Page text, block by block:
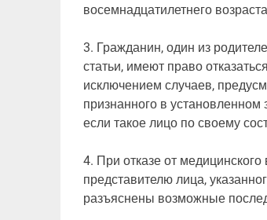
восемнадцатилетнего
3. Гражданин, один из
статьи, имеют право
исключением случаев,
признанного в установленном
если такое лицо по своему
4. При отказе от
представителю лица,
разъяснены возможные